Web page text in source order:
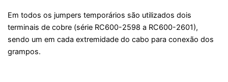
Em todos os jumpers temporários são utilizados dois
terminais de cobre (série RC600-2598 a RC600-2601),
sendo um em cada extremidade do cabo para conexão dos
grampos.